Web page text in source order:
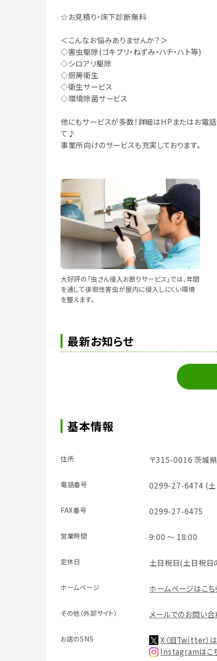
☆お見積り・床下診断無料
＜こんなお悩みありませんか？＞
◇害虫駆除(ゴキブリ・ねずみ・ハチ・ハト等)
◇シロアリ駆除
◇厨房衛生
◇衛生サービス
◇環境除菌サービス
他にもサービスが多数！詳細はHPまたはお電
て♪
事業所向けのサービスも充実しております。
大好評の「虫さん侵入お断りサービス」では、年間
を通して徘徊性害虫が屋内に侵入しにくい環境
を整えます。
最新お知らせ
基本情報
住所 〒315-0016 茨城
電話番号 0299-27-6474 (土
FAX番号 0299-27-6475
営業時間 9:00 ～ 18:00
定休日 土日祝日(土日祝日
ホームページ ホームページはこち
その他（外部サイト） メールでのお問い合
お店のSNS
X（旧Twitter）
Instagramはこ